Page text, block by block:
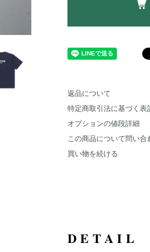
返品について
特定商取引法に基づく表
オプションの値段詳細
この商品について問い合
買い物を続ける
DETAIL